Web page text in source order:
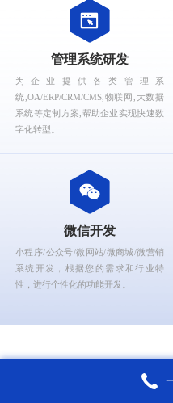
管理系统研发
为企业提供各类管理系
统,OA/ERP/CRM/CMS,物联网,大数据
系统等定制方案,帮助企业实现快速数
字化转型。
微信开发
小程序/公众号/微网站/微商城/微营销
系统开发，根据您的需求和行业特
性，进行个性化的功能开发。
锐智互